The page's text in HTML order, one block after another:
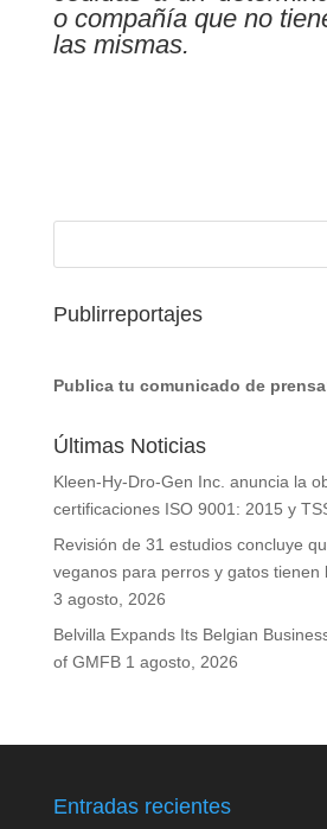
o compañía que no
las mismas.
Publirreportajes
Publica tu comunicado de
Últimas Noticias
Kleen-Hy-Dro-Gen Inc. anuncia la
certificaciones ISO 9001: 2015 y
Revisión de 31 estudios concluye
veganos para perros y gatos tienen
3 agosto, 2026
Belvilla Expands Its Belgian
of GMFB 1 agosto, 2026
Entradas recientes